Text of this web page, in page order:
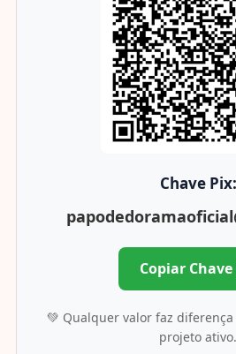
Chave Pix:
Copiar Chave
💚 Qualquer valor faz
projeto ativo.